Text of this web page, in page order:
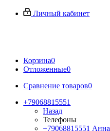
Личный кабинет
Корзина0
Отложенные0
Сравнение товаров0
+79068815551
Назад
Телефоны
+79068815551 Анна